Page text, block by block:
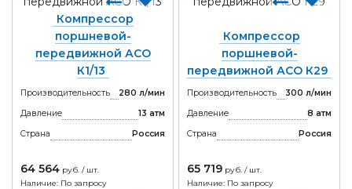
Компрессор
поршневой-
передвижной АСО
К1/13
Производительность
280 л/мин
Давление
13 атм
Страна
Россия
64 564 руб. / шт.
Наличие: По запросу
Компрессор
поршневой-
передвижной АСО К29
Производительность
300 л/мин
Давление
8 атм
Страна
Россия
65 719 руб. / шт.
Наличие: По запросу